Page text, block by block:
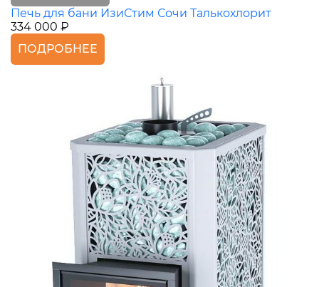
Печь для бани ИзиСтим Сочи Талькохлорит
334 000 ₽
ПОДРОБНЕЕ